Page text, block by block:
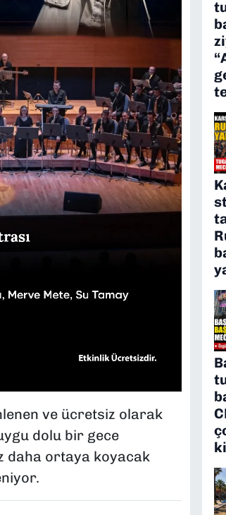
ve ücretsiz olarak
dolu bir gece
daha ortaya koyacak